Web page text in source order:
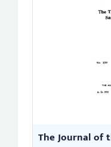
The Journal of